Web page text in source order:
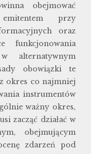
obejmować
przy
oraz
funkcjonowania
alternatywnym
obowiązki te
okres co najmniej
instrumentów
ważny okres,
zacząć działać w
obejmującym
zdarzeń pod